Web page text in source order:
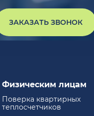
ЗАКАЗАТЬ ЗВОНОК
Физическим лицам
Поверка квартирных
теплосчетчиков